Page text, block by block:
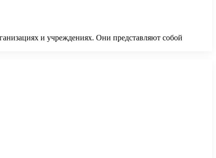
и учреждениях. Они представляют собой